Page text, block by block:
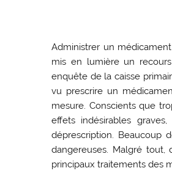
Administrer un
mis en lumière un
enquête de la caisse
vu prescrire un
mesure. Conscients que
effets indésirables
déprescription. Beaucoup
dangereuses. Malgré
principaux traitements des